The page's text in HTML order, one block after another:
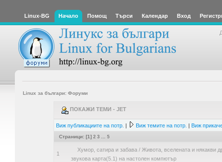
Linux-BG Начало Помощ Търси Календар Вход
Linux за българи: Форуми
ПОКАЖИ ТЕМИ - JET
Виж публикациите на потр. | Виж темите на потр. | Виж
Страници: [1] 2 3 5
1
Хумор, сатира и забава / Живота, вселената и някакви
звукова карта(5.1) на настолен компютър